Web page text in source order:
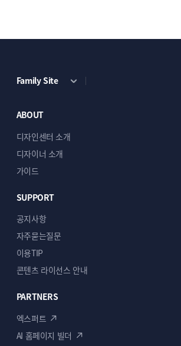
Family Site
ABOUT
디자인센터 소개
디자이너 소개
가이드
SUPPORT
공지사항
자주묻는질문
이용TIP
콘텐츠 라이선스 안내
PARTNERS
엑스퍼트
AI 홈페이지 빌더